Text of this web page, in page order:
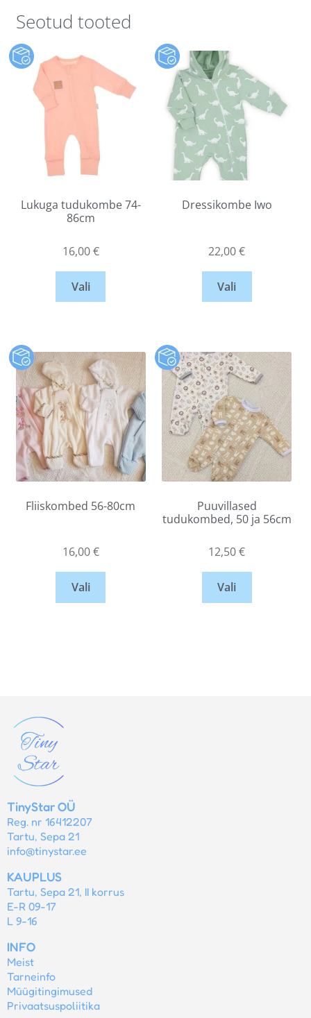
Seotud tooted
Lukuga tudukombe 74-
86cm
16,00€
Vali
Dressikombe Iwo
22,00€
Vali
Fliiskombed 56-80cm
16,00€
Vali
Puuvillased
tudukombed, 50 ja 56cm
12,50€
Vali
TinyStar OÜ
Reg. nr 16412207
Tartu, Sepa 21
info@tinystar.ee
KAUPLUS
Tartu, Sepa 21, II korrus
E-R 09-17
L 9-16
INFO
Meist
Tarneinfo
Müügitingimused
Privaatsuspoliitika